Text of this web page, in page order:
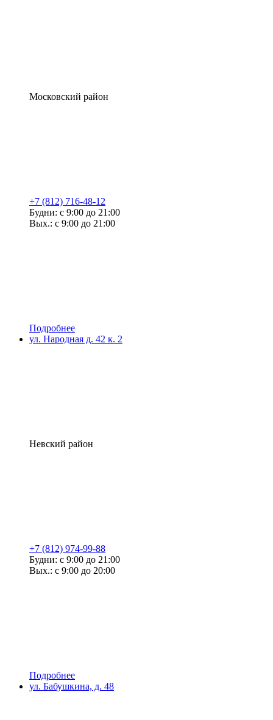
Московский район
+7 (812) 716-48-12
Будни: с 9:00 до 21:00
Вых.: с 9:00 до 21:00
Подробнее
ул. Народная д. 42 к. 2
Невский район
+7 (812) 974-99-88
Будни: с 9:00 до 21:00
Вых.: с 9:00 до 20:00
Подробнее
ул. Бабушкина, д. 48